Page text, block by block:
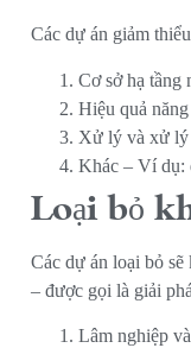
Các dự án giảm
Cơ sở hạ tầng
Hiệu quả
Xử lý và xử lý
Khác – Ví dụ:
Loại bỏ
Các dự án loại bỏ
– được gọi là giải
Lâm nghiệp